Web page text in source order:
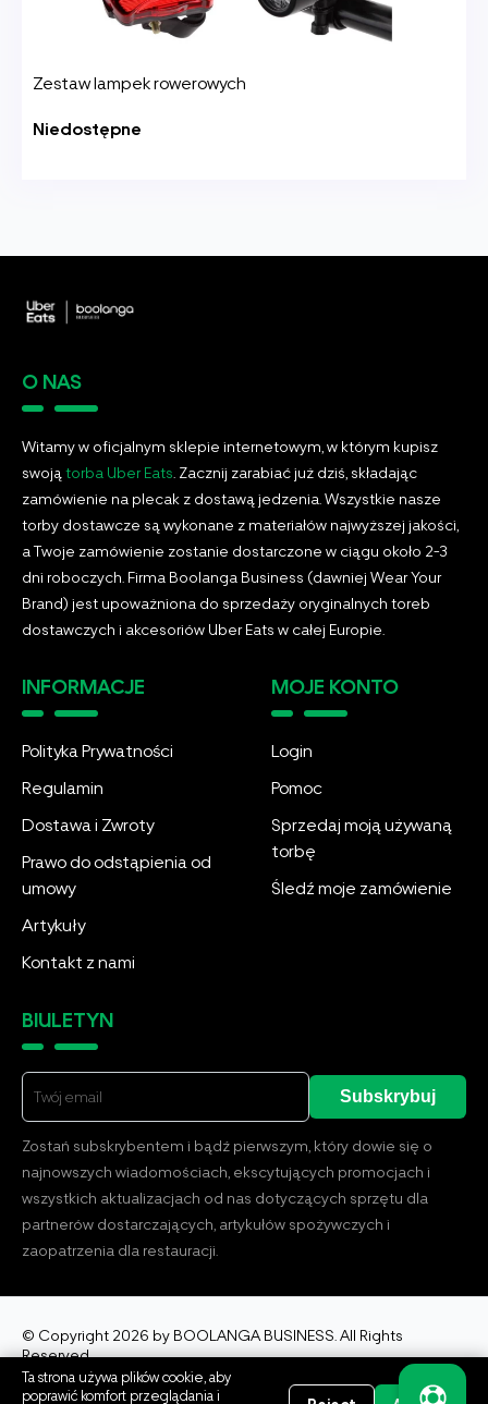
Zestaw lampek rowerowych
Niedostępne
O NAS
Witamy w oficjalnym sklepie internetowym, w którym kupisz
swoją torba Uber Eats . Zacznij zarabiać już dziś, składając
zamówienie na plecak z dostawą jedzenia. Wszystkie nasze
torby dostawcze są wykonane z materiałów najwyższej jakości,
a Twoje zamówienie zostanie dostarczone w ciągu około 2-3
dni roboczych. Firma Boolanga Business (dawniej Wear Your
Brand) jest upoważniona do sprzedaży oryginalnych toreb
dostawczych i akcesoriów Uber Eats w całej Europie.
INFORMACJE
Polityka Prywatności
Regulamin
Dostawa i Zwroty
Prawo do odstąpienia od
umowy
Artykuły
Kontakt z nami
MOJE KONTO
Login
Pomoc
Sprzedaj moją używaną
torbę
Śledź moje zamówienie
BIULETYN
Subskrybuj
Zostań subskrybentem i bądź pierwszym, który dowie się o
najnowszych wiadomościach, ekscytujących promocjach i
wszystkich aktualizacjach od nas dotyczących sprzętu dla
partnerów dostarczających, artykułów spożywczych i
zaopatrzenia dla restauracji.
© Copyright 2026 by BOOLANGA BUSINESS. All Rights
Reserved.
Ta strona używa plików cookie, aby
poprawić komfort przeglądania i